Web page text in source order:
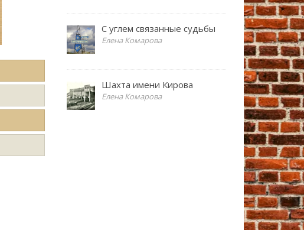
С углем связанные судьбы
Елена Комарова
Шахта имени Кирова
Елена Комарова